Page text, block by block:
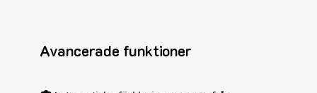
Avancerade funktioner